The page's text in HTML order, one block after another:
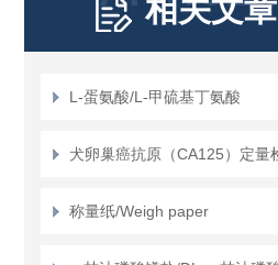
相关文章
L-蛋氨酸/L-甲硫基丁氨酸
称量纸/Weigh paper